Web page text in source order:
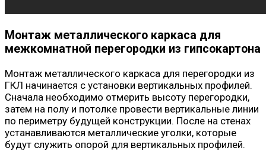
Монтаж металлического каркаса для
межкомнатной перегородки из гипсокартона
Монтаж металлического каркаса для перегородки из
ГКЛ начинается с установки вертикальных профилей.
Сначала необходимо отмерить высоту перегородки,
затем на полу и потолке провести вертикальные линии
по периметру будущей конструкции. После на стенах
устанавливаются металлические уголки, которые
будут служить опорой для вертикальных профилей.